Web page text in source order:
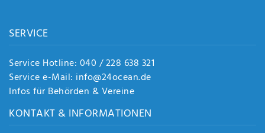
SERVICE
Service Hotline: 040 / 228 638 321
Service e-Mail: info@24ocean.de
Infos für Behörden & Vereine
KONTAKT & INFORMATIONEN